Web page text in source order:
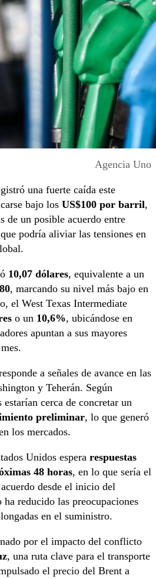
Agencia Uno
una fuerte caída este
bajo los US$100 por barril,
de un posible acuerdo entre
que podría aliviar las tensiones en
10,07 dólares, equivalente a un
, marcando su nivel más bajo en
el West Texas Intermediate
o un 10,6%, ubicándose en
apuntan a sus mayores
a señales de avance en las
y Teherán. Según
estarían cerca de concretar un
preliminar, lo que generó
los mercados.
Unidos espera respuestas
48 horas, en lo que sería el
desde el inicio del
reducido las preocupaciones
en el suministro.
por el impacto del conflicto
, una ruta clave para el transporte
el precio del Brent a